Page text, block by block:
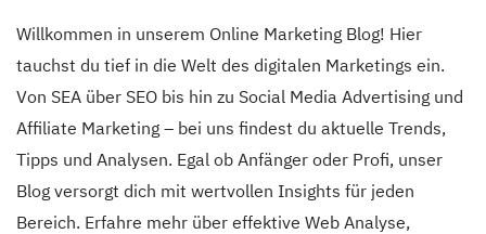
Willkommen in unserem Online Marketing Blog! Hier
tauchst du tief in die Welt des digitalen Marketings ein.
Von SEA über SEO bis hin zu Social Media Advertising und
Affiliate Marketing – bei uns findest du aktuelle Trends,
Tipps und Analysen. Egal ob Anfänger oder Profi, unser
Blog versorgt dich mit wertvollen Insights für jeden
Bereich. Erfahre mehr über effektive Web Analyse,